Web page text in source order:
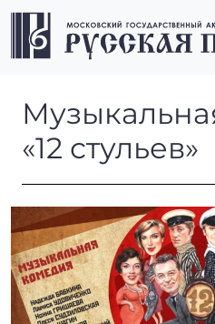
Перейти к содержимому
Перейти к футеру
Музыкальная
«12 стульев»